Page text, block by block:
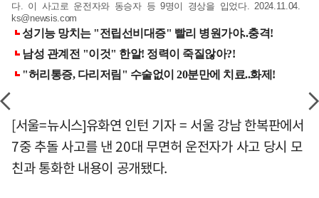
다. 이 사고로 운전자와 동승자 등 9명이 경상을 입었다. 2024.11.04.
ks@newsis.com
[서울=뉴시스]유화연 인턴 기자 = 서울 강남 한복판에서
7중 추돌 사고를 낸 20대 무면허 운전자가 사고 당시 모
친과 통화한 내용이 공개됐다.